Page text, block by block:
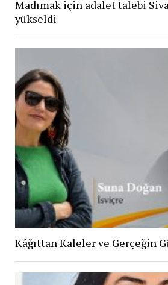
Madımak için adalet talebi
yükseldi
Kâğıttan Kaleler ve Gerçeğin